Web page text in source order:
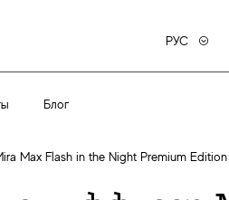
РУС
Блог
Max Flash in the Night Premium Edition